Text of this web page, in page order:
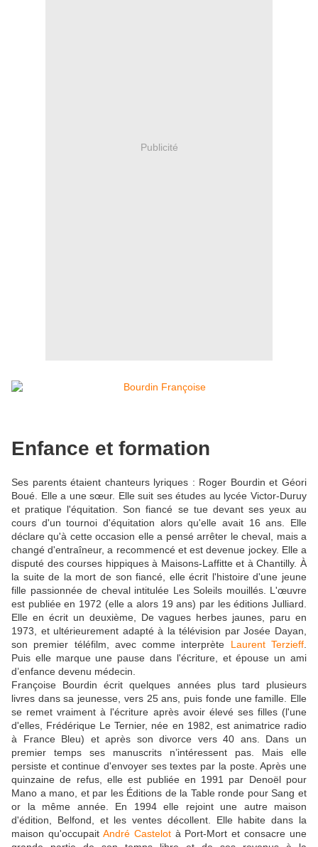
Publicité
Enfance et formation
Ses parents étaient chanteurs lyriques : Roger Bourdin et Géori
Boué. Elle a une sœur. Elle suit ses études au lycée Victor-Duruy
et pratique l'équitation. Son fiancé se tue devant ses yeux au
cours d'un tournoi d'équitation alors qu'elle avait 16 ans. Elle
déclare qu'à cette occasion elle a pensé arrêter le cheval, mais a
changé d'entraîneur, a recommencé et est devenue jockey. Elle a
disputé des courses hippiques à Maisons-Laffitte et à Chantilly. À
la suite de la mort de son fiancé, elle écrit l'histoire d'une jeune
fille passionnée de cheval intitulée Les Soleils mouillés. L'œuvre
est publiée en 1972 (elle a alors 19 ans) par les éditions Julliard.
Elle en écrit un deuxième, De vagues herbes jaunes, paru en
1973, et ultérieurement adapté à la télévision par Josée Dayan,
son premier téléfilm, avec comme interprète Laurent Terzieff
Puis elle marque une pause dans l'écriture, et épouse un ami
d’enfance devenu médecin.
Françoise Bourdin écrit quelques années plus tard plusieurs
livres dans sa jeunesse, vers 25 ans, puis fonde une famille. Elle
se remet vraiment à l'écriture après avoir élevé ses filles (l'une
d'elles, Frédérique Le Ternier, née en 1982, est animatrice radio
à France Bleu) et après son divorce vers 40 ans. Dans un
premier temps ses manuscrits n’intéressent pas. Mais elle
persiste et continue d'envoyer ses textes par la poste. Après une
quinzaine de refus, elle est publiée en 1991 par Denoël pour
Mano a mano, et par les Éditions de la Table ronde pour Sang et
or la même année. En 1994 elle rejoint une autre maison
d'édition, Belfond, et les ventes décollent. Elle habite dans la
maison qu'occupait André Castelotà Port-Mort et consacre une